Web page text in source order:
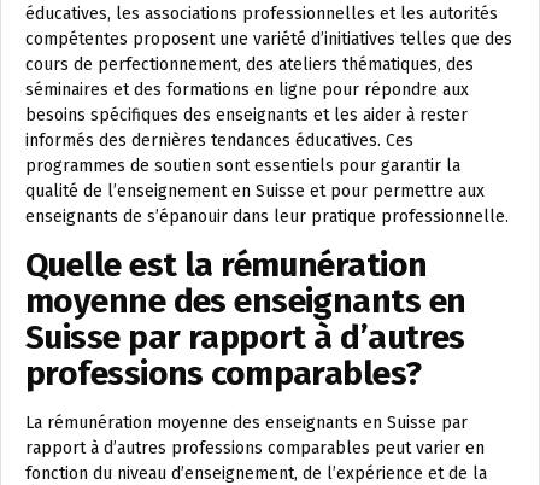
éducatives, les associations professionnelles et les autorités
compétentes proposent une variété d’initiatives telles que des
cours de perfectionnement, des ateliers thématiques, des
séminaires et des formations en ligne pour répondre aux
besoins spécifiques des enseignants et les aider à rester
informés des dernières tendances éducatives. Ces
programmes de soutien sont essentiels pour garantir la
qualité de l’enseignement en Suisse et pour permettre aux
enseignants de s’épanouir dans leur pratique professionnelle.
Quelle est la rémunération
moyenne des enseignants en
Suisse par rapport à d’autres
professions comparables?
La rémunération moyenne des enseignants en Suisse par
rapport à d’autres professions comparables peut varier en
fonction du niveau d’enseignement, de l’expérience et de la